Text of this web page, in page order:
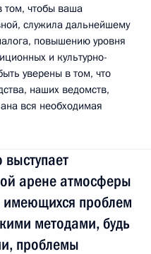
том, чтобы ваша
служила дальнейшему
повышению уровня
и культурно-
уверены в том, что
наших ведомств,
вся необходимая
выступает
арене атмосферы
имеющихся проблем
методами, будь
проблемы